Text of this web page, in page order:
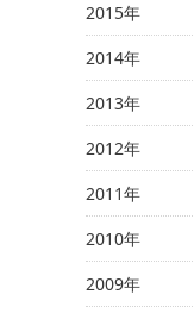
2015年
2014年
2013年
2012年
2011年
2010年
2009年